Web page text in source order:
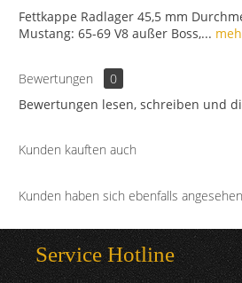
Fettkappe Radlager 45,5 mm
Mustang: 65-69 V8 außer Boss,...
Bewertungen
0
Bewertungen lesen, schreiben und
Kunden kauften auch
Kunden haben sich ebenfalls angesehen
Service Hotline